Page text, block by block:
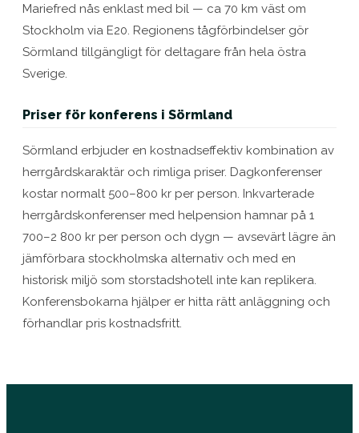
Mariefred nås enklast med bil — ca 70 km väst om
Stockholm via E20. Regionens tågförbindelser gör
Sörmland tillgängligt för deltagare från hela östra
Sverige.
Priser för konferens i Sörmland
Sörmland erbjuder en kostnadseffektiv kombination av
herrgårdskaraktär och rimliga priser. Dagkonferenser
kostar normalt 500–800 kr per person. Inkvarterade
herrgårdskonferenser med helpension hamnar på 1
700–2 800 kr per person och dygn — avsevärt lägre än
jämförbara stockholmska alternativ och med en
historisk miljö som storstadshotell inte kan replikera.
Konferensbokarna hjälper er hitta rätt anläggning och
förhandlar pris kostnadsfritt.